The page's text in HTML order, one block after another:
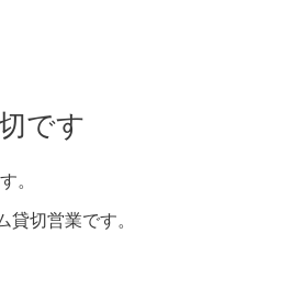
です
。
貸切営業です。